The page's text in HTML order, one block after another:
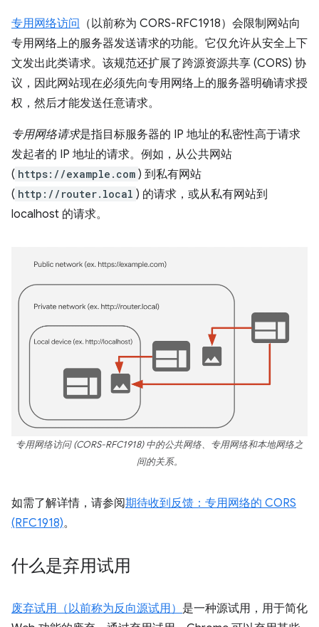
专用网络访问 （以前称为 CORS-RFC1918）会限制网站向
专用网络上的服务器发送请求的功能。它仅允许从安全上下
文发出此类请求。该规范还扩展了跨源资源共享 (CORS) 协
议，因此网站现在必须先向专用网络上的服务器明确请求授
权，然后才能发送任意请求。
专用网络请求是指目标服务器的 IP 地址的私密性高于请求
发起者的 IP 地址的请求。例如，从公共网站
( https://example.com ) 到私有网站
( http://router.local ) 的请求，或从私有网站到
localhost 的请求。
专用网络访问 (CORS-RFC1918) 中的公共网络、专用网络和本地网络之
间的关系。
如需了解详情，请参阅期待收到反馈：专用网络的 CORS
(RFC1918)。
什么是弃用试用
废弃试用（以前称为反向源试用） 是一种源试用，用于简化